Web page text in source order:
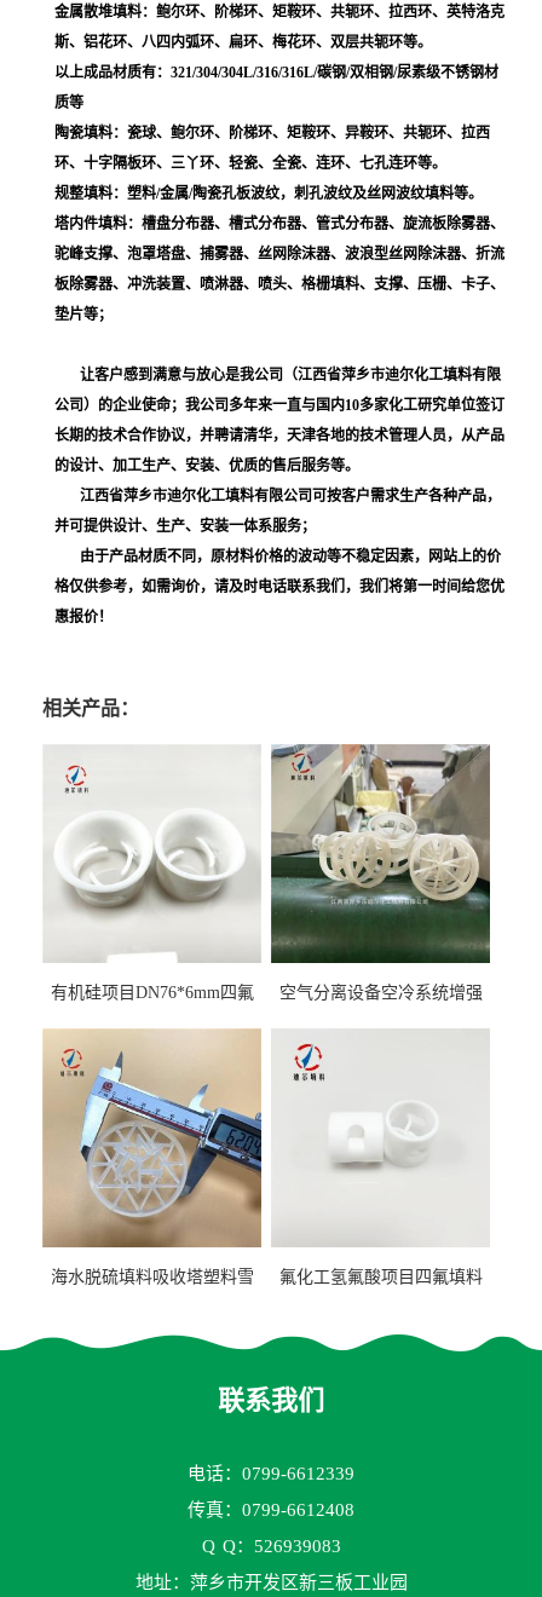
金属散堆填料：鲍尔环、阶梯环、矩鞍环、共轭环、拉西环、英特洛克
斯、铝花环、八四内弧环、扁环、梅花环、双层共轭环等。
以上成品材质有：321/304/304L/316/316L/碳钢/双相钢/尿素级不锈钢材
质等
陶瓷填料：瓷球、鲍尔环、阶梯环、矩鞍环、异鞍环、共轭环、拉西
环、十字隔板环、三丫环、轻瓷、全瓷、连环、七孔连环等。
规整填料：塑料/金属/陶瓷孔板波纹，刺孔波纹及丝网波纹填料等。
塔内件填料：槽盘分布器、槽式分布器、管式分布器、旋流板除雾器、
驼峰支撑、泡罩塔盘、捕雾器、丝网除沫器、波浪型丝网除沫器、折流
板除雾器、冲洗装置、喷淋器、喷头、格栅填料、支撑、压栅、卡子、
垫片等；
让客户感到满意与放心是我公司（江西省萍乡市迪尔化工填料有限
公司）的企业使命；我公司多年来一直与国内10多家化工研究单位签订
长期的技术合作协议，并聘请清华，天津各地的技术管理人员，从产品
的设计、加工生产、安装、优质的售后服务等。
江西省萍乡市迪尔化工填料有限公司可按客户需求生产各种产品，
并可提供设计、生产、安装一体系服务；
由于产品材质不同，原材料价格的波动等不稳定因素，网站上的价
格仅供参考，如需询价，请及时电话联系我们，我们将第一时间给您优
惠报价！
相关产品：
有机硅项目DN76*6mm四氟
空气分离设备空冷系统增强
海水脱硫填料吸收塔塑料雪
氟化工氢氟酸项目四氟填料
蚀
联系我们
电话：0799-6612339
传真：0799-6612408
Q Q：526939083
地址：萍乡市开发区新三板工业园